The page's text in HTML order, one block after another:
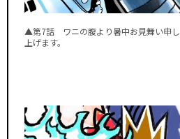
▲第7話 ワニの腹より暑中お見舞い申し
上げます。